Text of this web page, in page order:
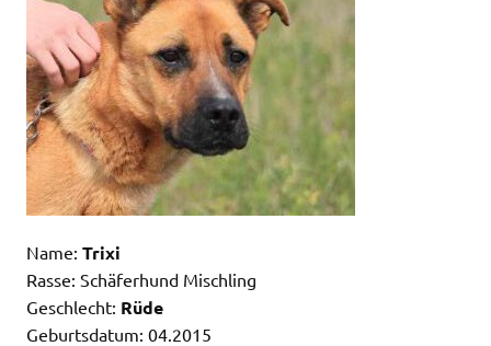
Name: Trixi
Rasse: Schäferhund Mischling
Geschlecht: Rüde
Geburtsdatum: 04.2015